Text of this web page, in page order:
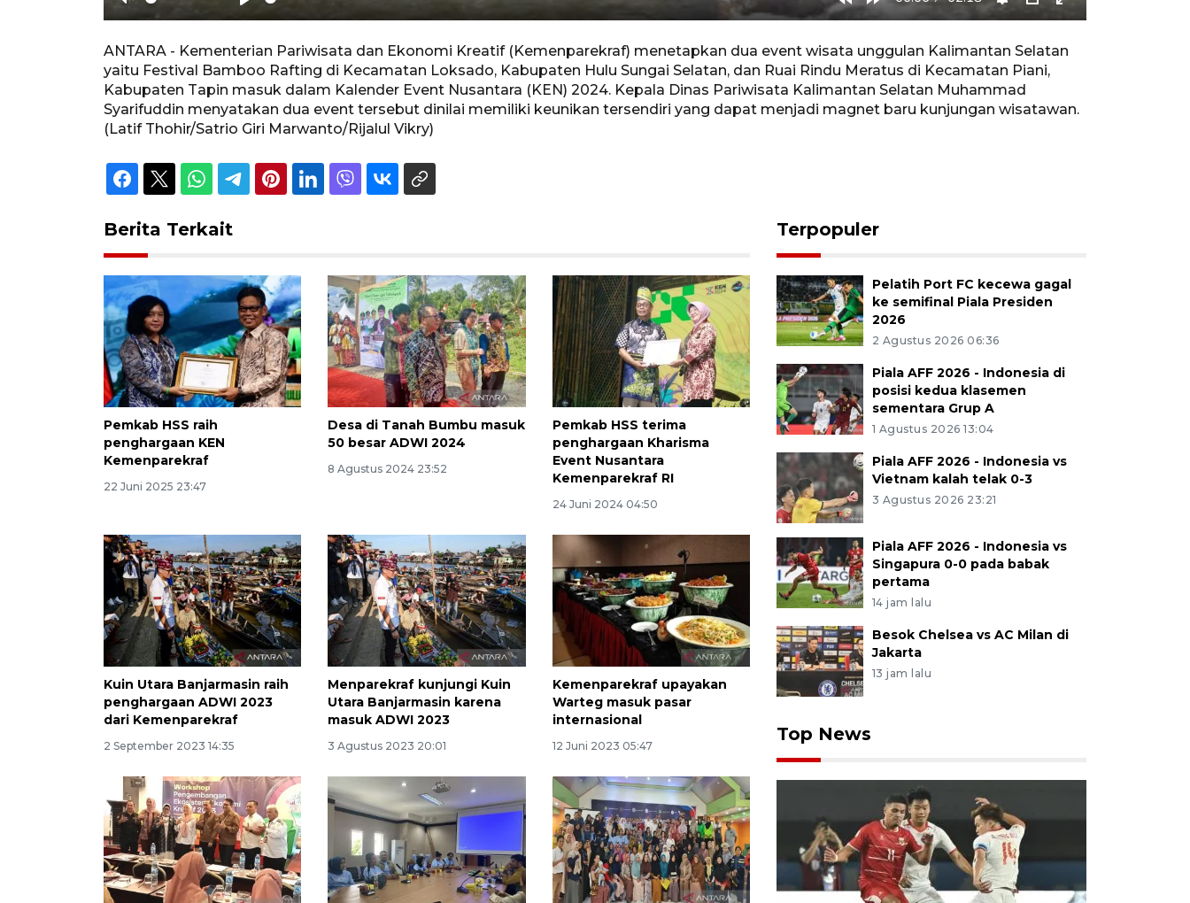
Unmute Play
RewindForward
Settings
PIP Enter
ANTARA - Kementerian Pariwisata dan Ekonomi Kreatif (Kemenparekraf) menetapkan dua event wisata unggulan Kalimantan Selatan
yaitu Festival Bamboo Rafting di Kecamatan Loksado, Kabupaten Hulu Sungai Selatan, dan Ruai Rindu Meratus di Kecamatan Piani,
Kabupaten Tapin masuk dalam Kalender Event Nusantara (KEN) 2024. Kepala Dinas Pariwisata Kalimantan Selatan Muhammad
Syarifuddin menyatakan dua event tersebut dinilai memiliki keunikan tersendiri yang dapat menjadi magnet baru kunjungan wisatawan.
(Latif Thohir/Satrio Giri Marwanto/Rijalul Vikry)
Berita Terkait
Pemkab HSS raih
penghargaan KEN
Kemenparekraf
22 Juni 2025 23:47
Desa di Tanah Bumbu masuk
50 besar ADWI 2024
8 Agustus 2024 23:52
Pemkab HSS terima
penghargaan Kharisma
Event Nusantara
Kemenparekraf RI
24 Juni 2024 04:50
Kuin Utara Banjarmasin raih
penghargaan ADWI 2023
dari Kemenparekraf
2 September 2023 14:35
Menparekraf kunjungi Kuin
Utara Banjarmasin karena
masuk ADWI 2023
3 Agustus 2023 20:01
Kemenparekraf upayakan
Warteg masuk pasar
internasional
12 Juni 2023 05:47
Terpopuler
Pelatih Port FC kecewa gagal
ke semifinal Piala Presiden
2026
2 Agustus 2026 06:36
Piala AFF 2026 - Indonesia di
posisi kedua klasemen
sementara Grup A
1 Agustus 2026 13:04
Piala AFF 2026 - Indonesia vs
Vietnam kalah telak 0-3
3 Agustus 2026 23:21
Piala AFF 2026 - Indonesia vs
Singapura 0-0 pada babak
pertama
14 jam lalu
Besok Chelsea vs AC Milan di
Jakarta
13 jam lalu
Top News